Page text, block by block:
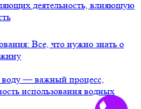
деятельность, влияющую
Все, что нужно знать о
— важный процесс,
использования водных